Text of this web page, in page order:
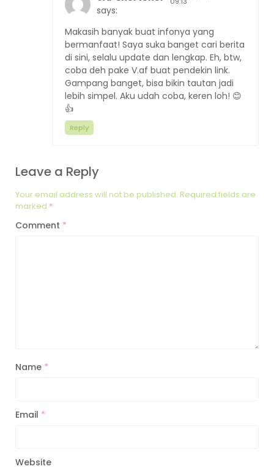
says:
Makasih banyak buat infonya yang
bermanfaat! Saya suka banget cari berita
di sini, selalu update dan lengkap. Eh, btw,
coba deh pake V.af buat pendekin link.
Gampang banget, bisa bikin tautan jadi
lebih simpel. Aku udah coba, keren loh! 😊
👍
Reply
Leave a Reply
Your email address will not be published. Required fields are
marked *
Comment *
Name *
Email *
Website